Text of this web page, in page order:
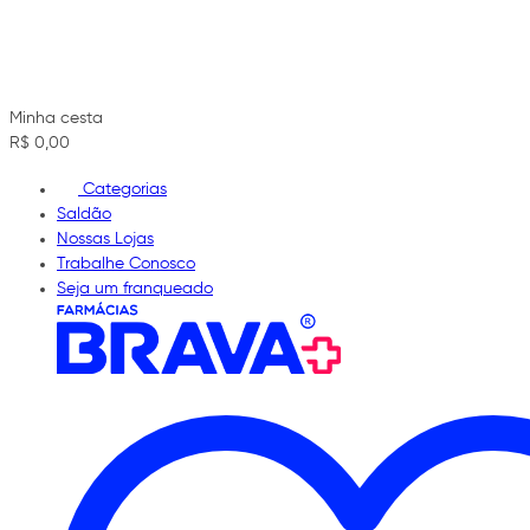
Minha cesta
R$ 0,00
Categorias
Saldão
Nossas Lojas
Trabalhe Conosco
Seja um franqueado